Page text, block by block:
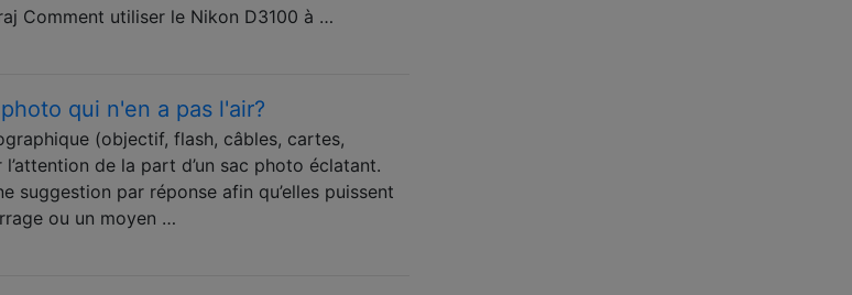
Comment utiliser le Nikon D3100 à …
qui n'en a pas l'air?
(objectif, flash, câbles, cartes,
de la part d’un sac photo éclatant.
suggestion par réponse afin qu’elles puissent
ou un moyen …